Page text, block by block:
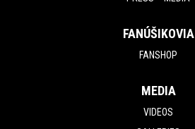
FANÚŠIKOVIA
FANSHOP
MEDIA
VIDEOS